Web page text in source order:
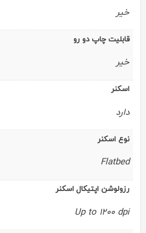
خیر
قابلیت چاپ دو رو
خیر
اسکنر
دارد
نوع اسکنر
Flatbed
رزولوشن اپتیکال اسکنر
Up to 1200 dpi